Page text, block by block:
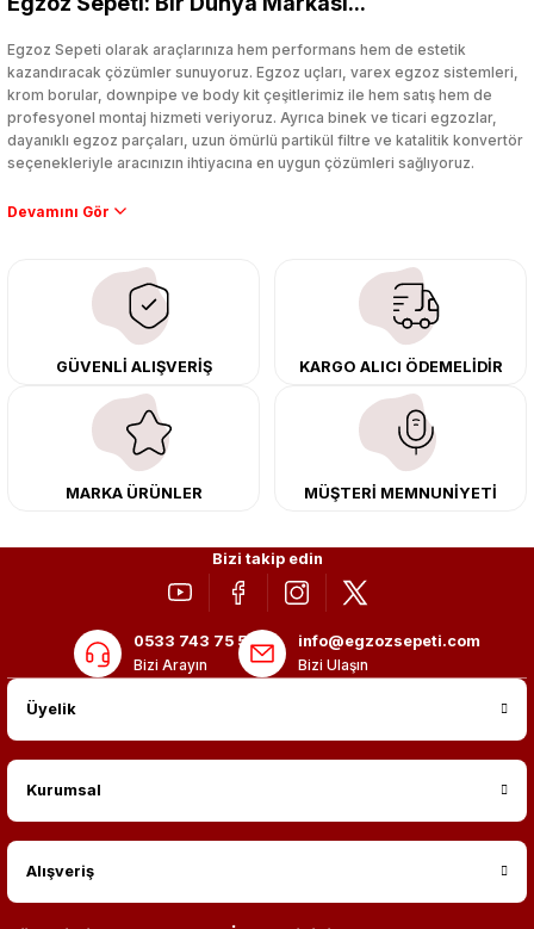
Egzoz Sepeti olarak araçlarınıza hem performans hem de estetik
kazandıracak çözümler sunuyoruz. Egzoz uçları, varex egzoz sistemleri,
krom borular, downpipe ve body kit çeşitlerimiz ile hem satış hem de
profesyonel montaj hizmeti veriyoruz. Ayrıca binek ve ticari egzozlar,
dayanıklı egzoz parçaları, uzun ömürlü partikül filtre ve katalitik konvertör
seçenekleriyle aracınızın ihtiyacına en uygun çözümleri sağlıyoruz.
Performans artışı isteyen sürücüler için özel performans egzozları ve
çıkma orijinal ürünler ile yenileyebilir, body kit uygulamalarıyla aracınızın
tasarımını ve aerodinamisini üst seviyeye taşıyabilirsiniz.
Tüm ürünlerimiz orijinal, dayanıklı ve uzun ömürlüdür. İstanbul’daki montaj
merkezimizde profesyonel montaj yapıyor, Türkiye’nin her yerine güvenli
kargo ile teslimat gerçekleştiriyoruz. Aracınıza değer katmak için doğru
adres: Egzoz Sepeti.
GÜVENLİ ALIŞVERİŞ KARGO ALICI ÖDEMELİDİR
MARKA ÜRÜNLER MÜŞTERİ MEMNUNİYETİ
Bizi takip edin
0533 743 75 56
Bizi Arayın
info@egzozsepeti.com
Bizi Ulaşın
Üyelik
Kurumsal
Alışveriş